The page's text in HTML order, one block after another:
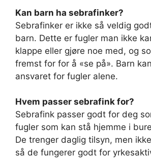
Kan barn ha sebrafinker?
Sebrafinker er ikke så veldig
barn. Dette er fugler man ikke
klappe eller gjøre noe med, og
fremst for for å «se på». Barn
ansvaret for fugler alene.
Hvem passer sebrafink for?
Sebrafink passer godt for deg
fugler som kan stå hjemme i
De trenger daglig tilsyn, men
så de fungerer godt for